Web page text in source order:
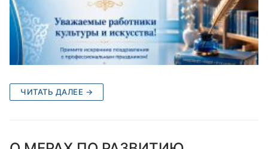
ЧИТАТЬ ДАЛЕЕ →